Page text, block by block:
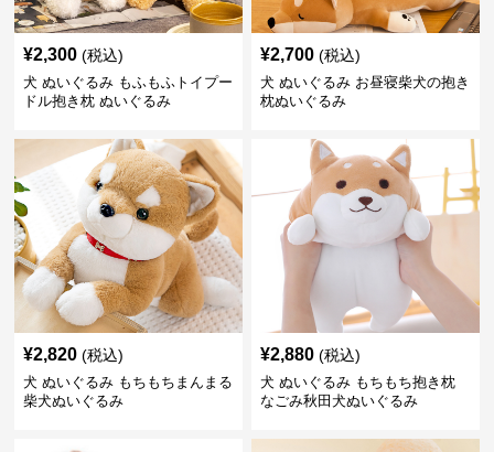
¥2,300 (税込)
犬 ぬいぐるみ もふもふトイプー
ドル抱き枕 ぬいぐるみ
¥2,700 (税込)
犬 ぬいぐるみ お昼寝柴犬の抱き
枕ぬいぐるみ
¥2,820 (税込)
犬 ぬいぐるみ もちもちまんまる
柴犬ぬいぐるみ
¥2,880 (税込)
犬 ぬいぐるみ もちもち抱き枕
なごみ秋田犬ぬいぐるみ